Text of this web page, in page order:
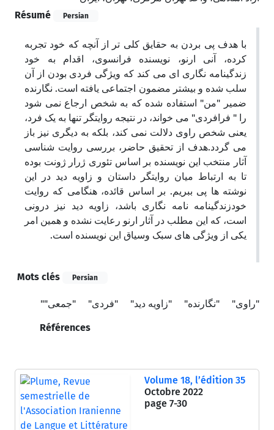
Résumé
Persian
با هدف پی بردن به حقایق کلی تر از آنچه که خود تجربه
کرده، آنی ارنو، نویسنده فرانسوی، اقدام به خود
زندگینامه نگاری ای می کند که ویژگی فردی بودن از آن
سلب شده و بیشتر مضمون اجتماعی یافته است. نگارنده
ضمیر "من" استفاده شده که به شخص ارجاع نمی شود
را " فرافردی" می خواند، در نتیجه روایتگر تنها به یک فرد،
یعنی شخص راوی دلالت نمی کند، بلکه به دیگری نیز باز
می گردد.هدف از تحقیق حاضر، بررسی روایت شناسی
آثار منتخب این نویسنده بر اساس تئوری ژرار ژونت بوده
تا به ارتباط میان روایتگر داستان و زاویه دید در این
نوشته ها پی ببریم. بر اساس قائده، هنگامی که روایت
خودزندگینامه نامه نگاری باشد، زاویه دید نیز درونی
است، که این مطلب در آثار ارنو رعایت نشده و همین امر
یکی از ویژگی های سبک وسیاق این نویسنده است.
Mots clés Persian
"راوی" "نگارنده" "زاویه دید" "فردی" "جمعی""
Références
Volume 18, l’édition 35
Octobre 2022
page 7-30